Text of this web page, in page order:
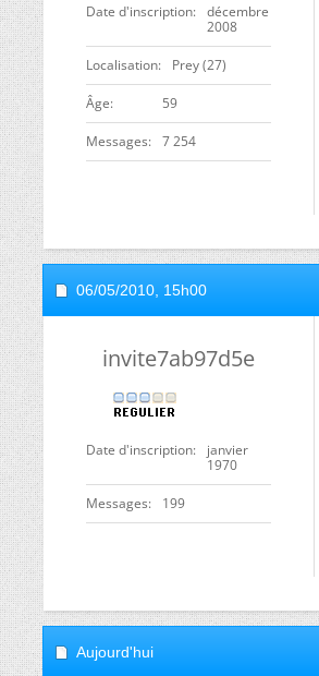
Date d'inscription
décembre
2008
Localisation Prey (27)
ge 59
Messages 7 254
06/05/2010, 15h00
invite7ab97d5e
Date d'inscription
janvier
1970
Messages 199
Aujourd'hui